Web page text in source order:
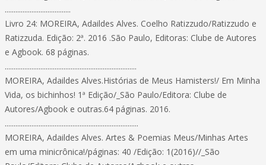
.....................................
Livro 24: MOREIRA, Adaildes Alves. Coelho Ratizzudo/Ratizzudo e
Ratizzuda. Edição: 2ª. 2016 .São Paulo, Editoras: Clube de Autores
e Agbook. 68 páginas.
..........................................................................
MOREIRA, Adaildes Alves.Histórias de Meus Hamisters!/ Em Minha
Vida, os bichinhos! 1ª Edição/_São Paulo/Editora: Clube de
Autores/Agbook e outras.64 páginas. 2016.
...........................................................................
MOREIRA, Adaildes Alves. Artes & Poemias Meus/Minhas Artes
em uma minicrônica!/páginas: 40 /Edição: 1(2016)//_São